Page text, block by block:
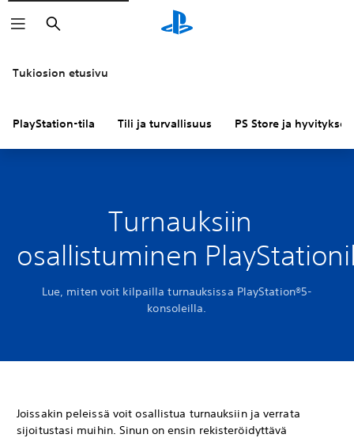
Haku
Tukiosion etusivu
PlayStation-tila Tili ja turvallisuus PS Store ja hyvitykset
Turnauksiin
osallistuminen
Lue, miten voit kilpailla turnauksissa PlayStation®5-
konsoleilla.
Joissakin peleissä voit osallistua turnauksiin ja verrata
sijoitustasi muihin. Sinun on ensin rekisteröidyttävä